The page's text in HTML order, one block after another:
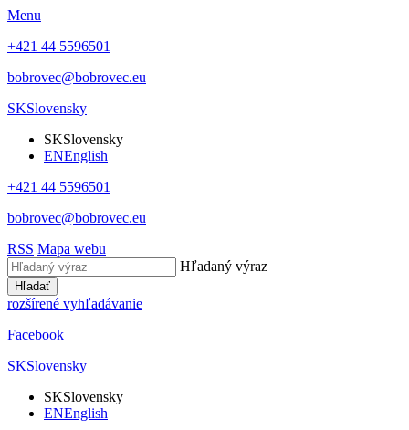
Menu
+421 44 5596501
bobrovec@bobrovec.eu
SKSlovensky
SKSlovensky
ENEnglish
+421 44 5596501
bobrovec@bobrovec.eu
RSS Mapa webu
Hľadaný výraz
Hľadať
rozšírené vyhľadávanie
Facebook
SKSlovensky
SKSlovensky
ENEnglish